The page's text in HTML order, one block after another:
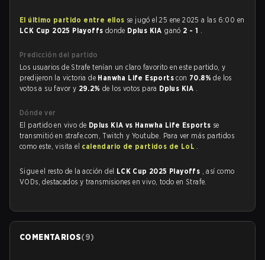
El último partido entre ellos se jugó el 25 ene 2025 a las 6:00 en
LCK Cup 2025 Playoffs donde Dplus KIA ganó 2 - 1 .
Predicción del partido
Los usuarios de Strafe tenían un claro favorito en este partido, y
predijeron la victoria de Hanwha Life Esportscon 70.8%de los
votos a su favor y 29.2%de los votos para Dplus KIA .
Dónde ver
El partido en vivo de Dplus KIA vs Hanwha Life Esports se
transmitió en strafe.com, Twitch y Youtube. Para ver más partidos
como este, visita el calendario de partidos de LoL .
Sigue el resto de la acción del LCK Cup 2025 Playoffs , así como
VODs, destacados y transmisiones en vivo, todo en Strafe.
COMENTARIOS(9)